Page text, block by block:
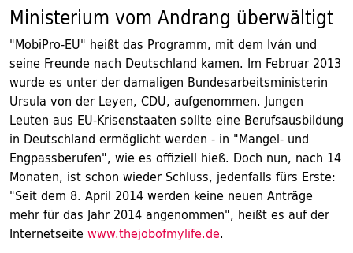
Ministerium vom Andrang überwältigt
"MobiPro-EU" heißt das Programm, mit dem Iván und
seine Freunde nach Deutschland kamen. Im Februar 2013
wurde es unter der damaligen Bundesarbeitsministerin
Ursula von der Leyen, CDU, aufgenommen. Jungen
Leuten aus EU-Krisenstaaten sollte eine Berufsausbildung
in Deutschland ermöglicht werden - in "Mangel- und
Engpassberufen", wie es offiziell hieß. Doch nun, nach 14
Monaten, ist schon wieder Schluss, jedenfalls fürs Erste:
"Seit dem 8. April 2014 werden keine neuen Anträge
mehr für das Jahr 2014 angenommen", heißt es auf der
Internetseite www.thejobofmylife.de.